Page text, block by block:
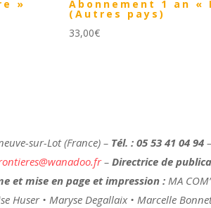
» Abonnement 1 an «
(Autres pays)
33,00€
sur-Lot (France) – Tél. : 05 53 41 04 94
–Directrice de
et mise en page et impression : MA
Huser • Maryse Degallaix • Marcelle